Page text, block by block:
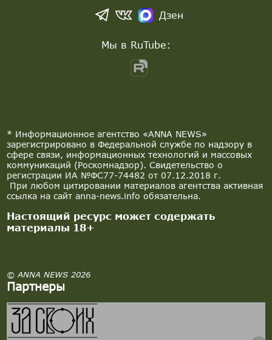
* Информационное агентство «ANNA NEWS»
зарегистрировано в Федеральной службе по надзору в
сфере связи, информационных технологий и массовых
коммуникаций (Роскомнадзор). Свидетельство о
регистрации ИА №ФС77-74482 от 07.12.2018 г.
При любом цитировании материалов агентства активная
ссылка на сайт anna-news.info обязательна.
Настоящий ресурс может содержать
материалы 18+
© ANNA NEWS 2026
Партнеры
Дзен
Мы в RuTube: